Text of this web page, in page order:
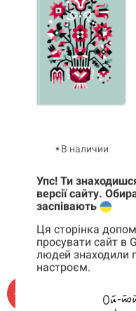
В наличии
Процветание
595 грн524 грн
КУПИТЬ
-51%
Упс! Ти
версії сайту.
заспівають
Ця сторінка
просувати сайт в
людей знаходили
настроєм.